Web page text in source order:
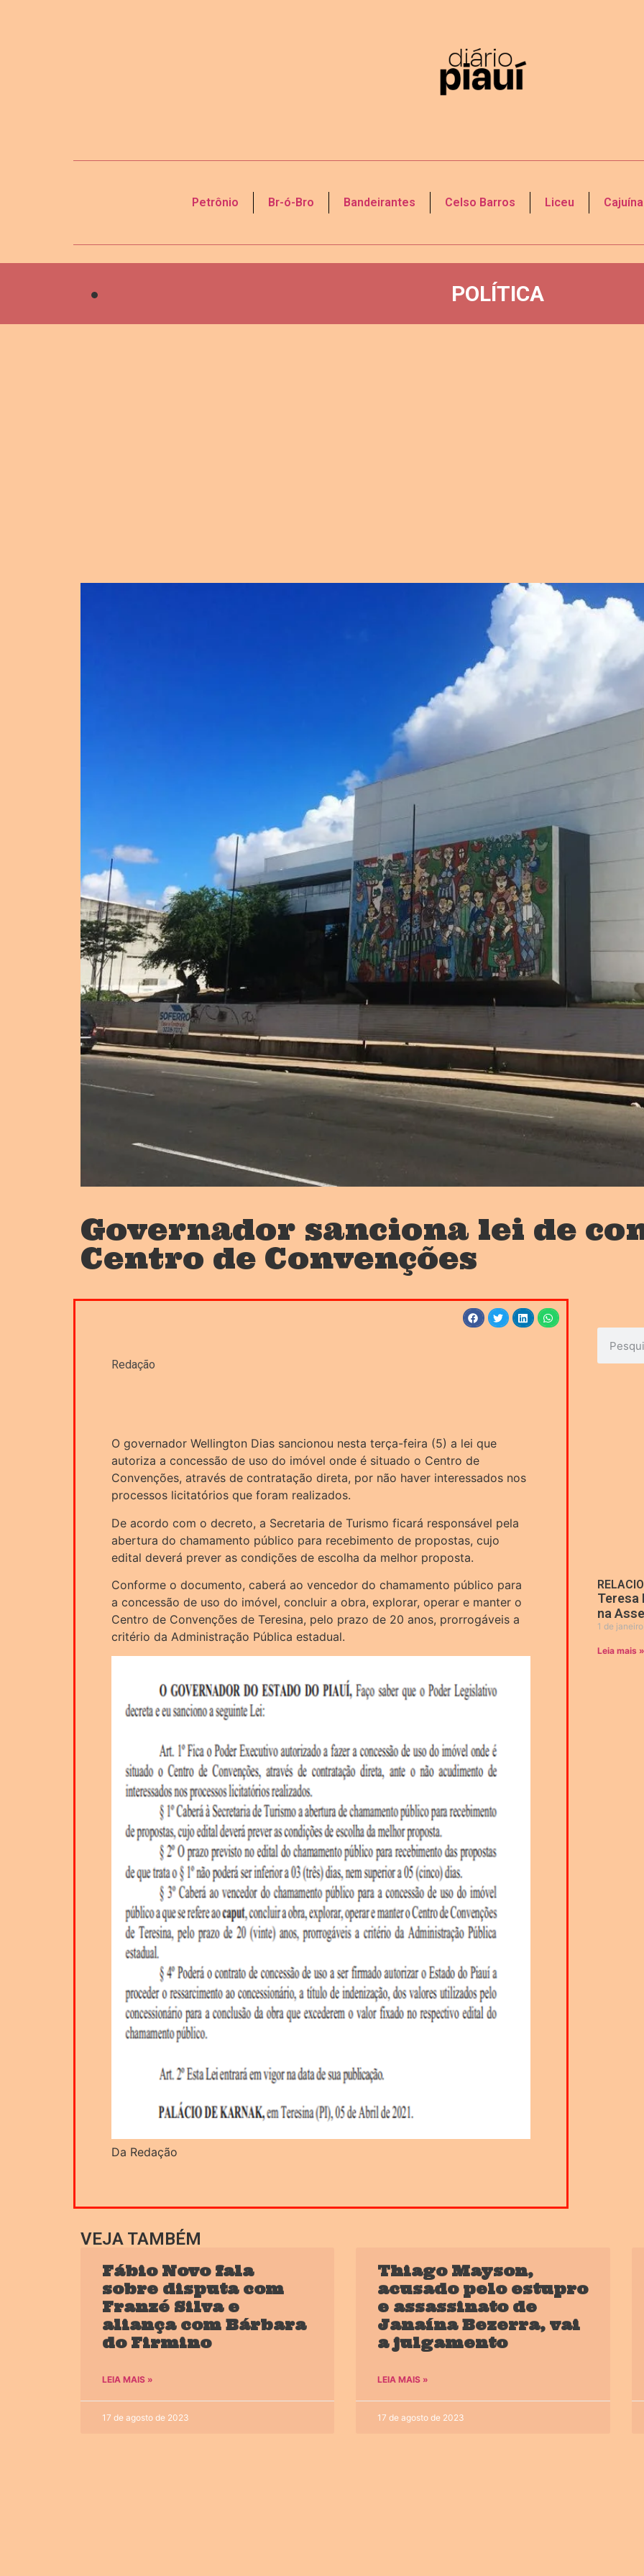
Petrônio Br-ó-Bro Bandeirantes Celso Barros Liceu Cajuína
POLÍTICA
Governador sanciona lei de
Centro de Convenções
Redação
O governador Wellington Dias sancionou nesta terça-feira (5) a lei que
autoriza a concessão de uso do imóvel onde é situado o Centro de
Convenções, através de contratação direta, por não haver interessados nos
processos licitatórios que foram realizados.
De acordo com o decreto, a Secretaria de Turismo ficará responsável pela
abertura do chamamento público para recebimento de propostas, cujo
edital deverá prever as condições de escolha da melhor proposta.
Conforme o documento, caberá ao vencedor do chamamento público para
a concessão de uso do imóvel, concluir a obra, explorar, operar e manter o
Centro de Convenções de Teresina, pelo prazo de 20 anos, prorrogáveis a
critério da Administração Pública estadual.
Da Redação
Teresa
na
1 de
Leia mais »
VEJA TAMBÉM
Fábio Novo fala
sobre disputa com
Franzé Silva e
aliança com Bárbara
do Firmino
LEIA MAIS »
17 de agosto de 2023
Thiago Mayson,
acusado pelo estupro
e assassinato de
Janaína Bezerra, vai
a julgamento
LEIA MAIS »
17 de agosto de 2023